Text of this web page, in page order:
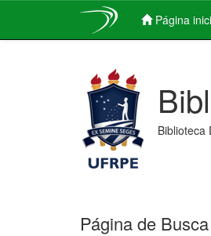
Página
Biblioteca
Página de Busca